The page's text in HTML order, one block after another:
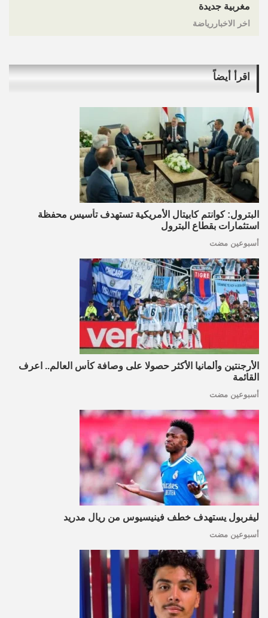
مغربية جديدة
اخر الاخباررياضة
اقرأ أيضاً
البترول: كوانتم كابيتال الأمريكية تستهدف تأسيس محفظة
استثمارات بقطاع البترول
أسبوعين مضت
الأرجنتين وألمانيا الأكثر حصولا على وصافة كأس العالم.. اعرف
القائمة
أسبوعين مضت
ليفربول يستهدف خطف فينيسيوس من ريال مدريد
أسبوعين مضت